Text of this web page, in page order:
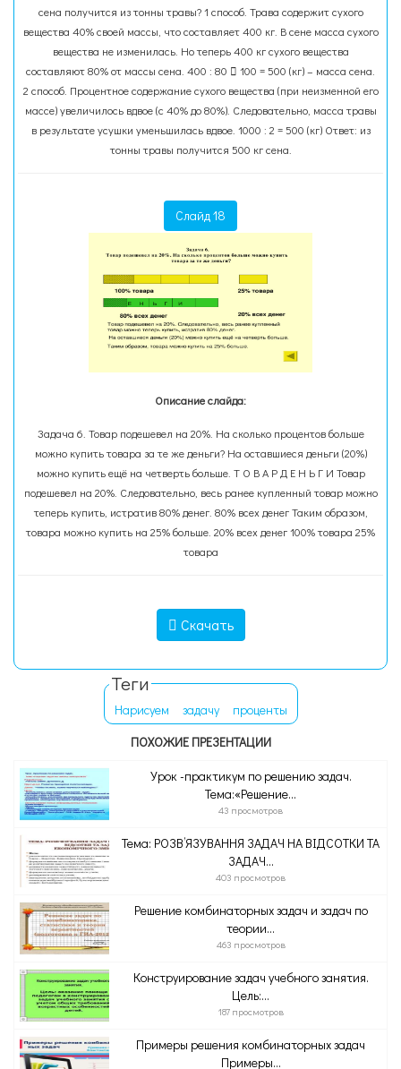
сена получится из тонны травы? 1 способ. Трава содержит сухого
вещества 40% своей массы, что составляет 400 кг. В сене масса сухого
вещества не изменилась. Но теперь 400 кг сухого вещества
составляют 80% от массы сена. 400 : 80  100 = 500 (кг) – масса сена.
2 способ. Процентное содержание сухого вещества (при неизменной его
массе) увеличилось вдвое (с 40% до 80%). Следовательно, масса травы
в результате усушки уменьшилась вдвое. 1000 : 2 = 500 (кг) Ответ: из
тонны травы получится 500 кг сена.
Слайд 18
Описание слайда:
Задача 6. Товар подешевел на 20%. На сколько процентов больше
можно купить товара за те же деньги? На оставшиеся деньги (20%)
можно купить ещё на четверть больше. Т О В А Р Д Е Н Ь Г И Товар
подешевел на 20%. Следовательно, весь ранее купленный товар можно
теперь купить, истратив 80% денег. 80% всех денег Таким образом,
товара можно купить на 25% больше. 20% всех денег 100% товара 25%
товара
Скачать
Теги
Нарисуем задачу
проценты
ПОХОЖИЕ ПРЕЗЕНТАЦИИ
Урок -практикум по решению задач.
Тема:«Решение...
43 просмотров
Тема: РОЗВ’ЯЗУВАННЯ ЗАДАЧ НА ВІДСОТКИ ТА
ЗАДАЧ...
403 просмотров
Решение комбинаторных задач и задач по
теории...
463 просмотров
Конструирование задач учебного занятия.
Цель:...
187 просмотров
Примеры решения комбинаторных задач
Примеры...